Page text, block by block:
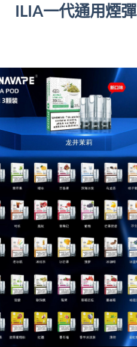
ILIA一代通用煙彈